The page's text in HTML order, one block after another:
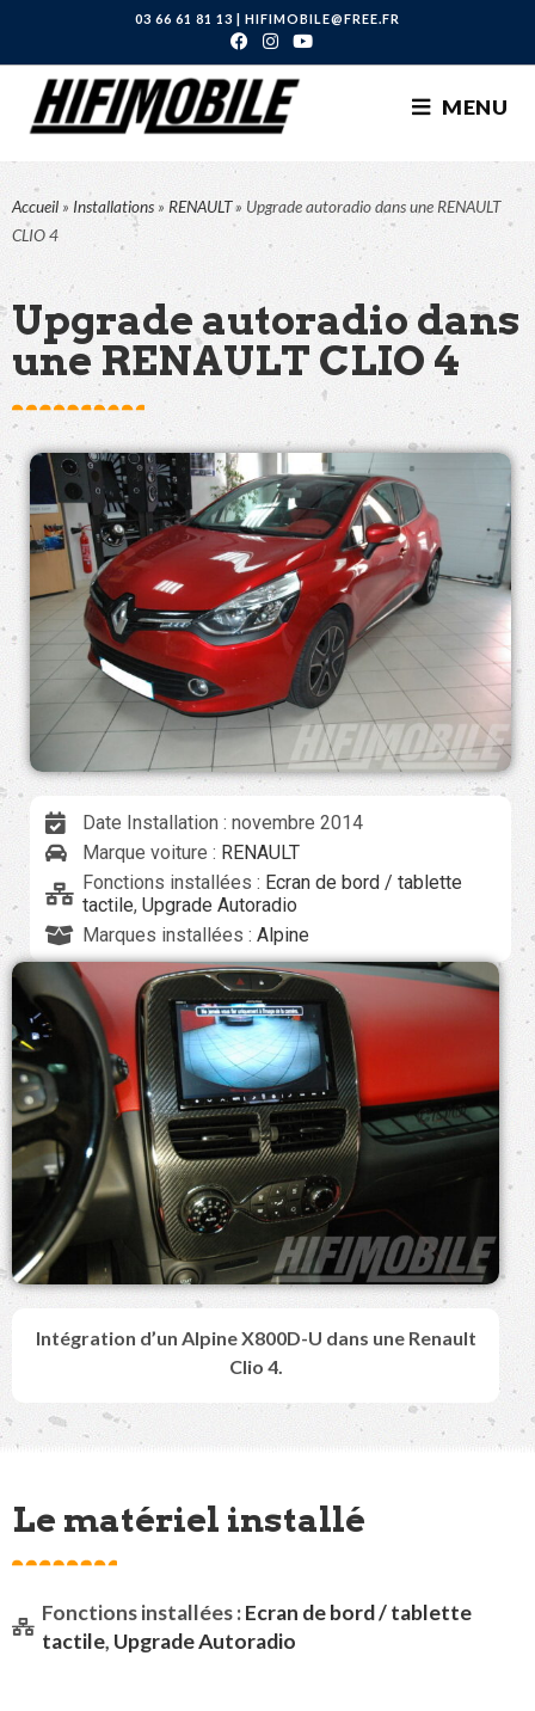
03 66 61 81 13 | HIFIMOBILE@FREE.FR
MENU
Accueil » Installations » RENAULT» Upgrade autoradio dans une RENAULT
CLIO 4
Upgrade autoradio dans
une RENAULT CLIO 4
Date Installation : novembre 2014
Marque voiture : RENAULT
Fonctions installées : Ecran de bord / tablette
tactile, Upgrade Autoradio
Marques installées : Alpine
Intégration d’un Alpine X800D-U dans une Renault
Clio 4.
Le matériel installé
Fonctions installées :Ecran de bord / tablette
tactile, Upgrade Autoradio